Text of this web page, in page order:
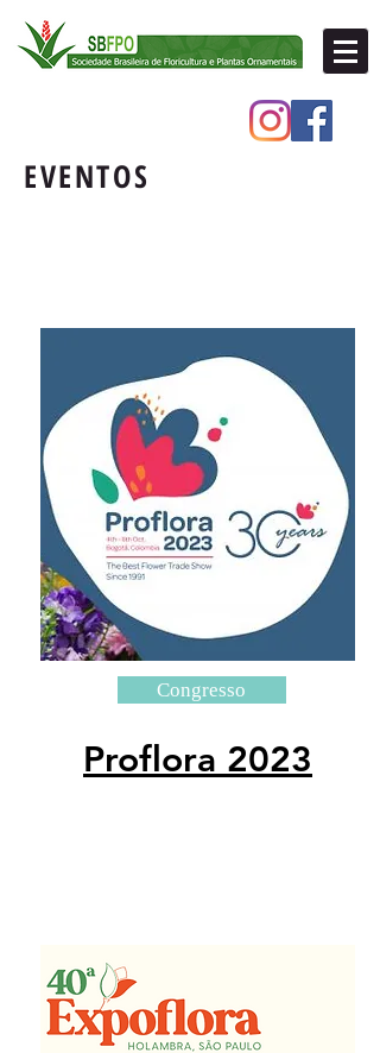
EVENTOS
Congresso
Proflora 2023